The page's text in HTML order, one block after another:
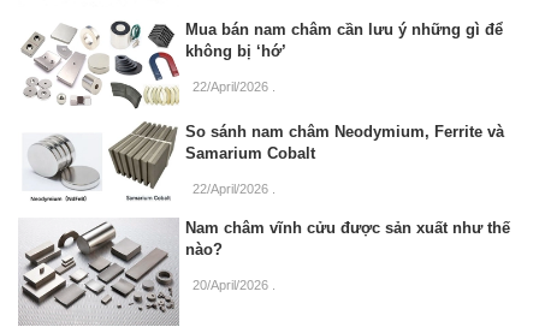
Mua bán nam châm cần lưu ý những gì để
không bị ‘hớ’
22/April/2026
So sánh nam châm Neodymium, Ferrite và
Samarium Cobalt
22/April/2026
Nam châm vĩnh cửu được sản xuất như thế
nào?
20/April/2026